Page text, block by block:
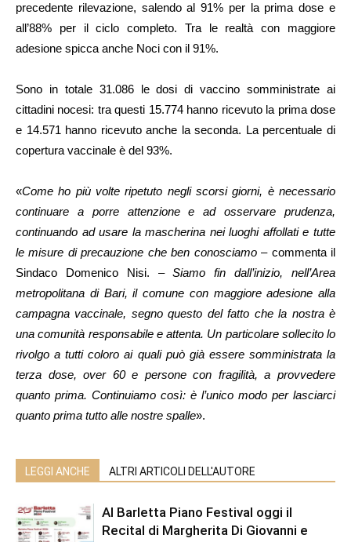
precedente rilevazione, salendo al 91% per la prima dose e
all’88% per il ciclo completo. Tra le realtà con maggiore
adesione spicca anche Noci con il 91%.
Sono in totale 31.086 le dosi di vaccino somministrate ai
cittadini nocesi: tra questi 15.774 hanno ricevuto la prima dose
e 14.571 hanno ricevuto anche la seconda. La percentuale di
copertura vaccinale è del 93%.
«Come ho più volte ripetuto negli scorsi giorni, è necessario
continuare a porre attenzione e ad osservare prudenza,
continuando ad usare la mascherina nei luoghi affollati e tutte
le misure di precauzione che ben conosciamo– commenta il
Sindaco Domenico Nisi. –Siamo fin dall’inizio, nell’Area
metropolitana di Bari, il comune con maggiore adesione alla
campagna vaccinale, segno questo del fatto che la nostra è
una comunità responsabile e attenta. Un particolare sollecito lo
rivolgo a tutti coloro ai quali può già essere somministrata la
terza dose, over 60 e persone con fragilità, a provvedere
quanto prima. Continuiamo così: è l’unico modo per lasciarci
quanto prima tutto alle nostre spalle».
LEGGI ANCHE ALTRI ARTICOLI DELL'AUTORE
Al Barletta Piano Festival oggi il
Recital di Margherita Di Giovanni e